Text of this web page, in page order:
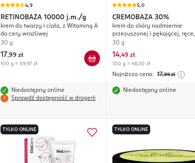
4,9
RETINOBAZA 10000 j.m./g
krem do twarzy i ciała, z Witaminą A
do cery wrażliwej
30 g
17,99 zł
100 g = 59,97 zł
Niedostępny online
Sprawdź dostępność w drogerii
5,0
CREMOBAZA 30%
krem do skóry nadmiernie
przesuszonej i pękającej, ręce,
stopy, łokcie, kolana
30 g
14,49 zł
100 g = 48,30 zł
Najniższa cena: 17,99 zł
Niedostępny online
TYLKO ONLINE TYLKO ONLINE